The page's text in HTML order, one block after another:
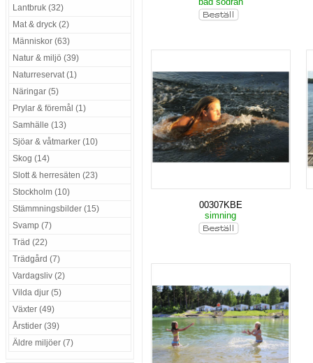
Lantbruk (32)
Mat & dryck (2)
Människor (63)
Natur & miljö (39)
Naturreservat (1)
Näringar (5)
Prylar & föremål (1)
Samhälle (13)
Sjöar & våtmarker (10)
Skog (14)
Slott & herresäten (23)
Stockholm (10)
Stämmningsbilder (15)
Svamp (7)
Träd (22)
Trädgård (7)
Vardagsliv (2)
Vilda djur (5)
Växter (49)
Årstider (39)
Äldre miljöer (7)
00307KBE
simning